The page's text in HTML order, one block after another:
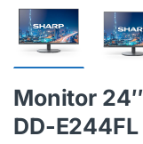
Monitor
DD-